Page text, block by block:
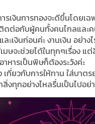
รเงินการทองจะดีขึ้นโดย
ต่อกับผู้คนทั้งคนไกลและค
ละเงินก่อนค่ะ งานเงิน อ
ษจะช่วยได้ในทุกๆเรื่อง แต่
าหารเป็นพิษก็ต้องระวังค่ะ
กี่ยวกับการให้ทาน ใส่บาต
สิ่งทุกอย่างไหลรื่นเป็นไปอย่